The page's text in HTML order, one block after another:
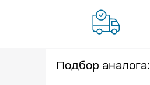
Подбор аналога: